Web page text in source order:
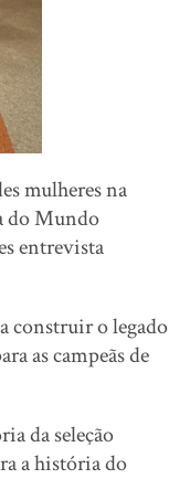
mulheres na
do Mundo
entrevista
construir o legado
as campeãs de
da seleção
a história do